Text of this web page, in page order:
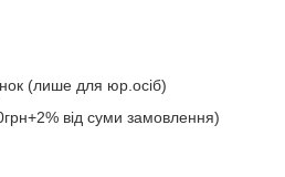
(лише для юр.осіб)
від суми замовлення)